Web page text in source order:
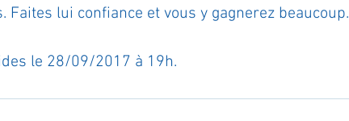
Faites lui confiance et vous y gagnerez beaucoup.
le 28/09/2017 à 19h.